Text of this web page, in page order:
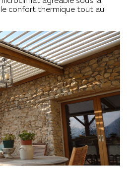
confort thermique tout au